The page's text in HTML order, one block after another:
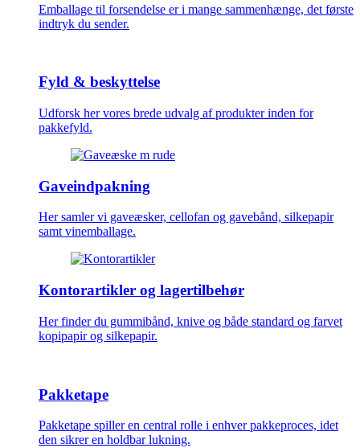
Emballage til forsendelse er i mange sammenhænge, det første
indtryk du sender.
Fyld & beskyttelse
Udforsk her vores brede udvalg af produkter inden for
pakkefyld.
Gaveindpakning
Her samler vi gaveæsker, cellofan og gavebånd, silkepapir
samt vinemballage.
Kontorartikler og lagertilbehør
Her finder du gummibånd, knive og både standard og farvet
kopipapir og silkepapir.
Pakketape
Pakketape spiller en central rolle i enhver pakkeproces, idet
den sikrer en holdbar lukning.